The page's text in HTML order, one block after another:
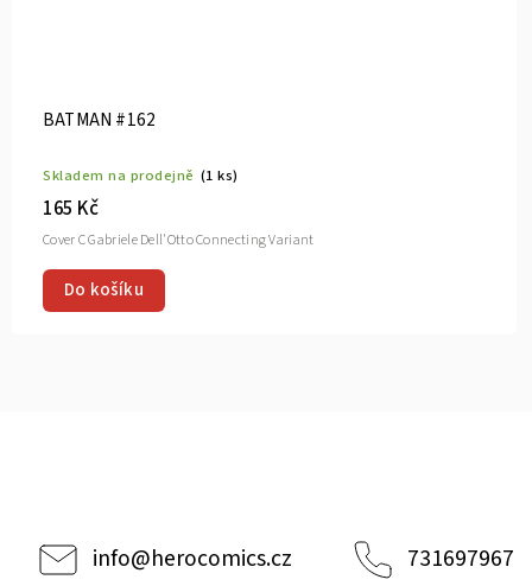
BATMAN #162
Skladem na prodejně (1 ks)
165 Kč
Do košíku
Cover C Gabriele Dell'Otto Connecting Variant
info@herocomics.cz 731697967